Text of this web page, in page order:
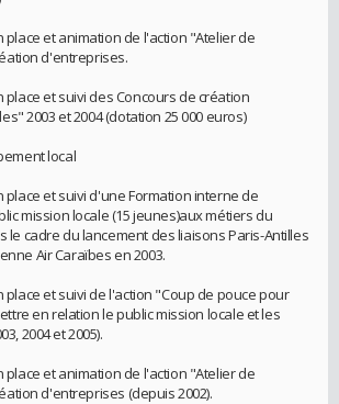
place et animation de l'action "Atelier de
d'entreprises.
place et suivi des Concours de création
2003 et 2004 (dotation 25 000 euros)
local
place et suivi d'une Formation interne de
mission locale (15 jeunes)aux métiers du
le cadre du lancement des liaisons Paris-Antilles
Air Caraïbes en 2003.
place et suivi de l'action "Coup de pouce pour
en relation le public mission locale et les
2004 et 2005).
place et animation de l'action "Atelier de
d'entreprises (depuis 2002).